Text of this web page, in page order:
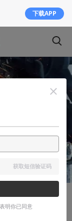
下载APP
获取短信验证码
明你已同意